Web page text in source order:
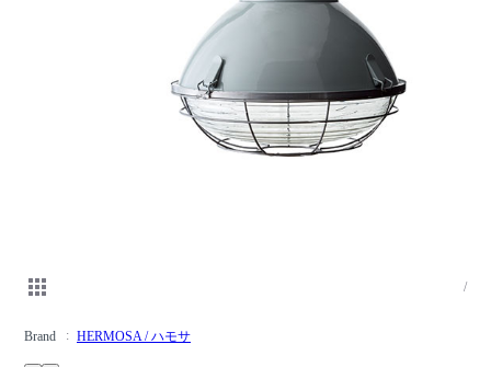
/
Brand HERMOSA / ハモサ